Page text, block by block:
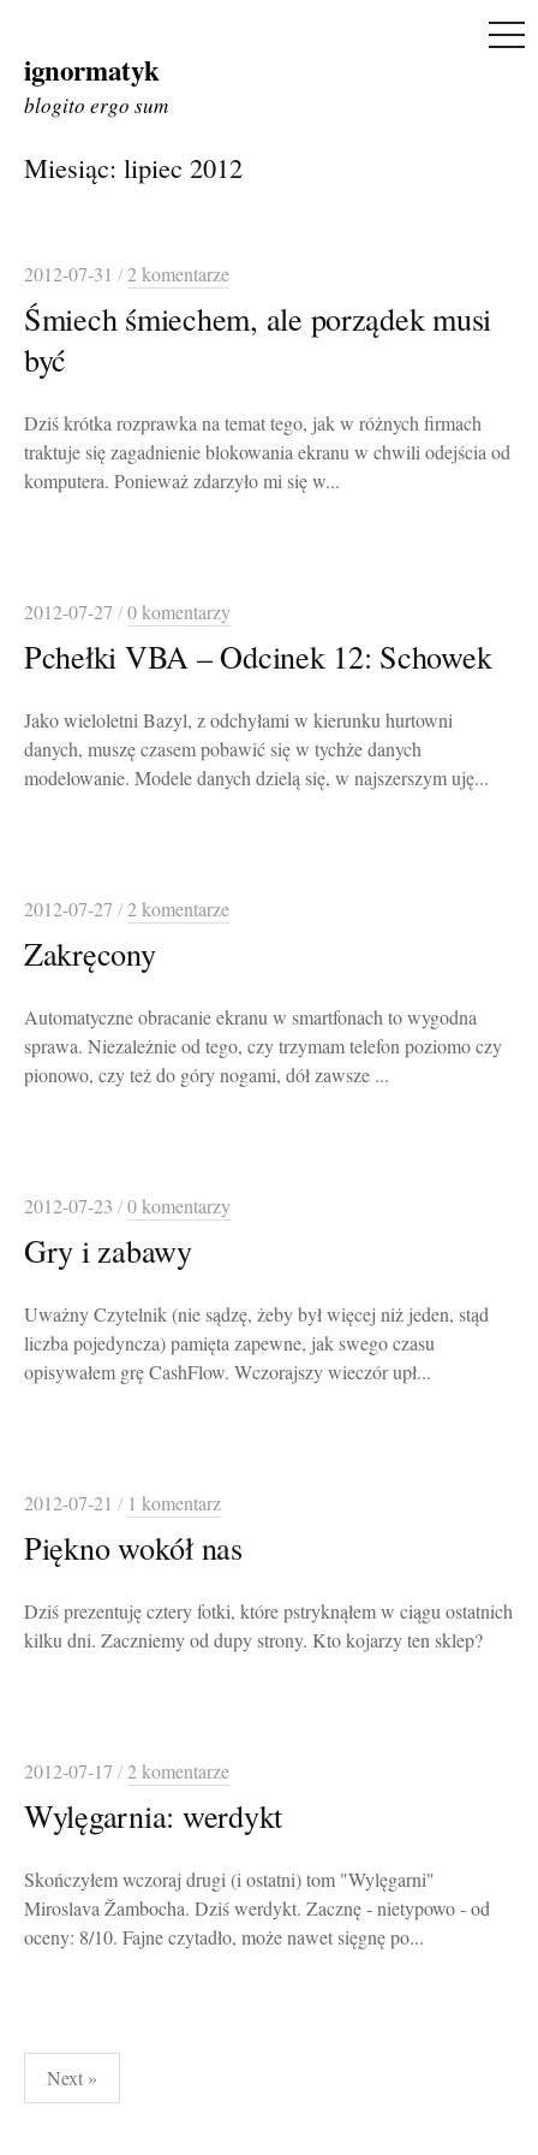
Skip
to
ignormatyk
blogito ergo sum
Miesiąc: lipiec 2012
2012-07-31 /2 komentarze
Śmiech śmiechem, ale porządek musi
być
Dziś krótka rozprawka na temat tego, jak w różnych firmach
traktuje się zagadnienie blokowania ekranu w chwili odejścia od
komputera. Ponieważ zdarzyło mi się w...
2012-07-27 /0 komentarzy
Pchełki VBA – Odcinek 12: Schowek
Jako wieloletni Bazyl, z odchyłami w kierunku hurtowni
danych, muszę czasem pobawić się w tychże danych
modelowanie. Modele danych dzielą się, w najszerszym uję...
2012-07-27 /2 komentarze
Zakręcony
Automatyczne obracanie ekranu w smartfonach to wygodna
sprawa. Niezależnie od tego, czy trzymam telefon poziomo czy
pionowo, czy też do góry nogami, dół zawsze ...
2012-07-23 /0 komentarzy
Gry i zabawy
Uważny Czytelnik (nie sądzę, żeby był więcej niż jeden, stąd
liczba pojedyncza) pamięta zapewne, jak swego czasu
opisywałem grę CashFlow. Wczorajszy wieczór upł...
2012-07-21 / 1 komentarz
Piękno wokół nas
Dziś prezentuję cztery fotki, które pstryknąłem w ciągu ostatnich
kilku dni. Zaczniemy od dupy strony. Kto kojarzy ten sklep?
2012-07-17 /2 komentarze
Wylęgarnia: werdykt
Skończyłem wczoraj drugi (i ostatni) tom "Wylęgarni"
Miroslava Žambocha. Dziś werdykt. Zacznę - nietypowo - od
oceny: 8/10. Fajne czytadło, może nawet sięgnę po...
Stronicowanie
wpisów
Next »